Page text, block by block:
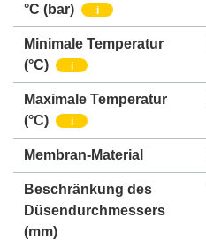
°C (bar)
i
Minimale Temperatur
(°C)
i
Maximale Temperatur
(°C)
i
Membran-Material
Beschränkung des
Düsendurchmessers
(mm)